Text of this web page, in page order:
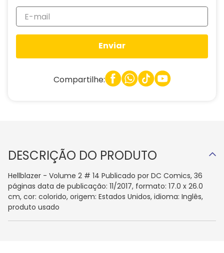
Enviar
Compartilhe:
DESCRIÇÃO DO PRODUTO
Hellblazer - Volume 2 # 14 Publicado por DC Comics, 36
páginas data de publicação: 11/2017, formato: 17.0 x 26.0
cm, cor: colorido, origem: Estados Unidos, idioma: Inglês,
produto usado